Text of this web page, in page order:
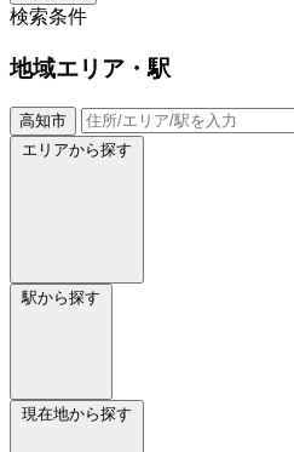
検索条件
地域エリア・駅
高知市
エリアから探す
駅から探す
現在地から探す